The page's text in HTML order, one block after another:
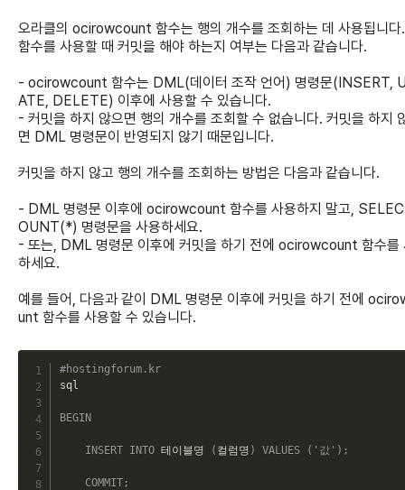
오라클의 ocirowcount 함수는 행의 개수를 조회하는 데 사용됩니다
함수를 사용할 때 커밋을 해야 하는지 여부는 다음과 같습니다.
- ocirowcount 함수는 DML(데이터 조작 언어) 명령문(INSERT,
ATE, DELETE) 이후에 사용할 수 있습니다.
- 커밋을 하지 않으면 행의 개수를 조회할 수 없습니다. 커밋을 하지
면 DML 명령문이 반영되지 않기 때문입니다.
커밋을 하지 않고 행의 개수를 조회하는 방법은 다음과 같습니다.
- DML 명령문 이후에 ocirowcount 함수를 사용하지 말고,
OUNT(*) 명령문을 사용하세요.
- 또는, DML 명령문 이후에 커밋을 하기 전에 ocirowcount 함수를
하세요.
예를 들어, 다음과 같이 DML 명령문 이후에 커밋을 하기 전에
unt 함수를 사용할 수 있습니다.
#hostingforum.kr
sql
BEGIN
INSERT INTO 테이블명 ( 컬럼명 ) VALUES ( '값' ) ;
COMMIT;